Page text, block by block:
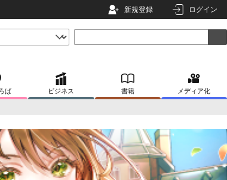
新規登録 ログイン
ば ビジネス 書籍 メディア化